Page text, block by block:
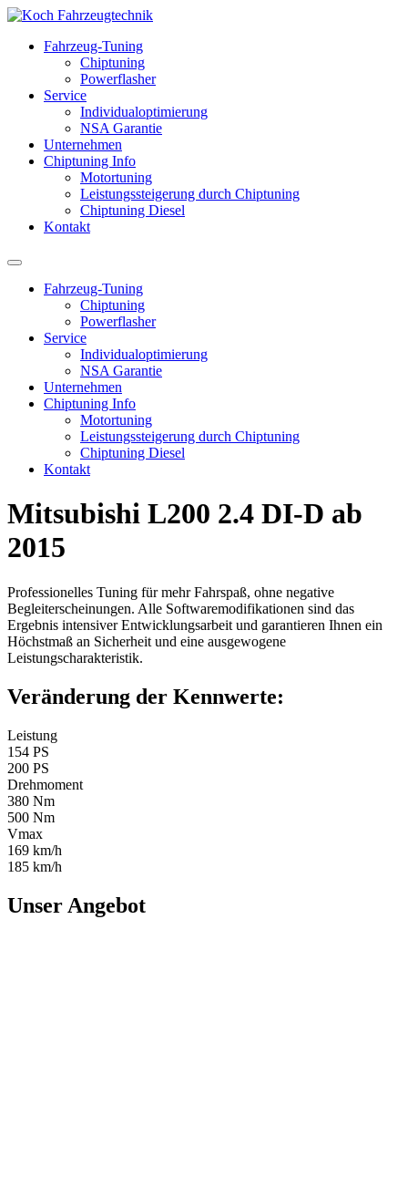
Fahrzeug-Tuning
Chiptuning
Powerflasher
Service
Individualoptimierung
NSA Garantie
Unternehmen
Chiptuning Info
Motortuning
Leistungssteigerung durch Chiptuning
Chiptuning Diesel
Kontakt
Fahrzeug-Tuning
Chiptuning
Powerflasher
Service
Individualoptimierung
NSA Garantie
Unternehmen
Chiptuning Info
Motortuning
Leistungssteigerung durch Chiptuning
Chiptuning Diesel
Kontakt
Mitsubishi L200 2.4 DI-D ab
2015
Professionelles Tuning für mehr Fahrspaß, ohne negative
Begleiterscheinungen. Alle Softwaremodifikationen sind das
Ergebnis intensiver Entwicklungsarbeit und garantieren Ihnen ein
Höchstmaß an Sicherheit und eine ausgewogene
Leistungscharakteristik.
Veränderung der Kennwerte:
Leistung
154 PS
200 PS
Drehmoment
380 Nm
500 Nm
Vmax
169 km/h
185 km/h
Unser Angebot